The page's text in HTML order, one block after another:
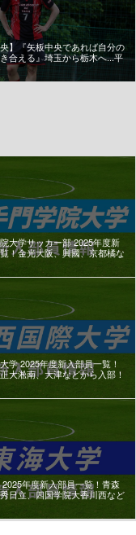
】『矢板中央であれば自分の
合える』埼玉から栃木へ...平
大学サッカー部 2025年度新
！金光大阪、興國、京都橘な
学 2025年度新入部員一覧！
大淞南、大津などから入部！
年度新入部員一覧！青森
日立、四国学院大香川西など